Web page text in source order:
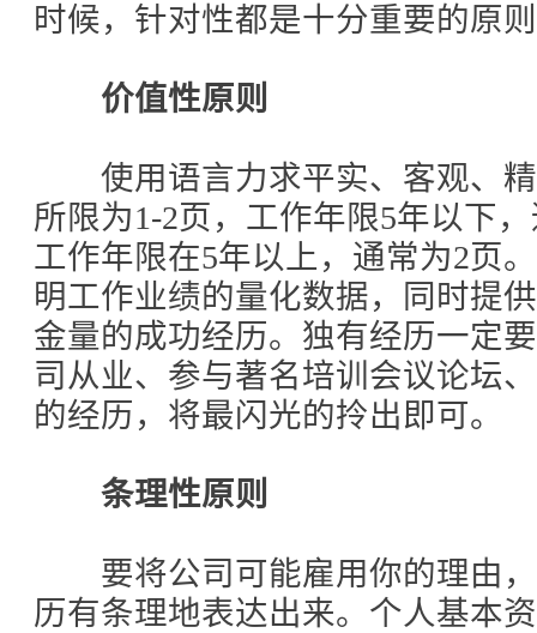
时候，针对性都是十分重要的原
价值性原则
使用语言力求平实、客观、精
所限为1-2页，工作年限5年以下
工作年限在5年以上，通常为2页
明工作业绩的量化数据，同时提
金量的成功经历。独有经历一定
司从业、参与著名培训会议论坛
的经历，将最闪光的拎出即可。
条理性原则
要将公司可能雇用你的理由，
历有条理地表达出来。个人基本